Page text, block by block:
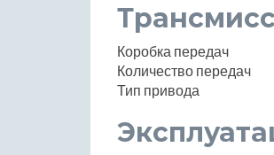
Коробка передач
Количество передач
Тип привода